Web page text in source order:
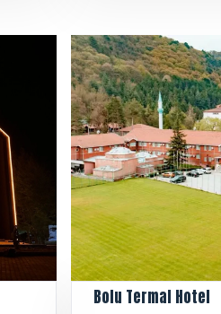
Bolu Termal Hotel